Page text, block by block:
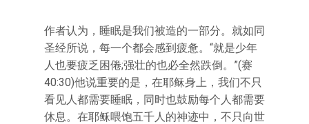
作者认为，睡眠是我们被造的一部分。就如同
圣经所说，每一个都会感到疲惫。“就是少年
人也要疲乏困倦;强壮的也必全然跌倒。”(赛
40:30)他说重要的是，在耶稣身上，我们不只
看见人都需要睡眠，同时也鼓励每个人都需要
休息。在耶稣喂饱五千人的神迹中，不只向世